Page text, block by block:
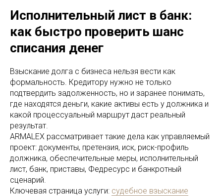
Исполнительный лист в банк:
как быстро проверить шанс
списания денег
Взыскание долга с бизнеса нельзя вести как
формальность. Кредитору нужно не только
подтвердить задолженность, но и заранее понимать,
где находятся деньги, какие активы есть у должника и
какой процессуальный маршрут даст реальный
результат.
ARMALEX рассматривает такие дела как управляемый
проект: документы, претензия, иск, риск-профиль
должника, обеспечительные меры, исполнительный
лист, банк, приставы, Федресурс и банкротный
сценарий.
Ключевая страница услуги: судебное взыскание